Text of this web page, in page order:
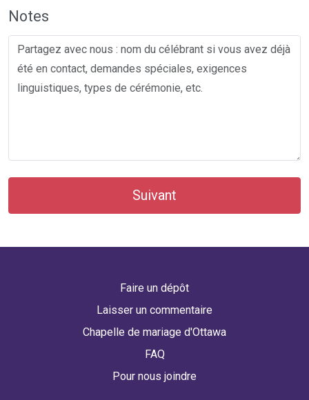
Notes
Suivant
Faire un dépôt
Laisser un commentaire
Chapelle de mariage d'Ottawa
FAQ
Pour nous joindre